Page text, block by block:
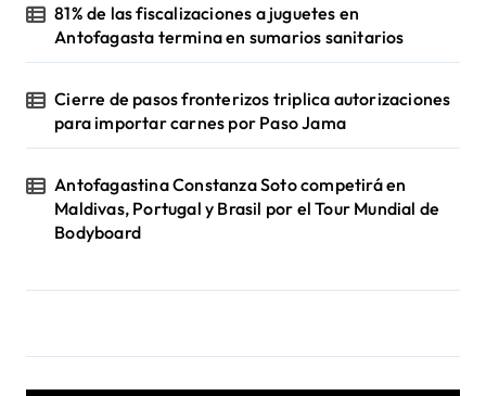
81% de las fiscalizaciones a juguetes en
Antofagasta termina en sumarios sanitarios
Cierre de pasos fronterizos triplica autorizaciones
para importar carnes por Paso Jama
Antofagastina Constanza Soto competirá en
Maldivas, Portugal y Brasil por el Tour Mundial de
Bodyboard